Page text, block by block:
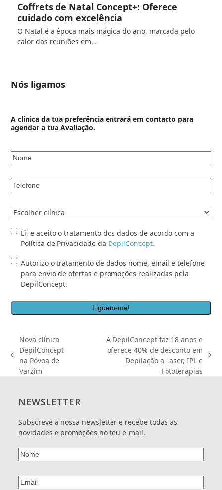
Coffrets de Natal Concept+: Oferece
cuidado com excelência
O Natal é a época mais mágica do ano, marcada pelo
calor das reuniões em…
Nós ligamos
A clínica da tua preferência entrará em contacto para
agendar a tua Avaliação.
Nome*
Telefone*
Clínica
Li,
o
tratamento
dos
de
acordo
Política
de
Privacidade
href="/politica-
privacidade/"
target="_blank">DepilConcept.
Li, e aceito o tratamento dos dados de acordo com a
Política de Privacidade da DepilConcept.
Autorizo
tratamento
dados
nome,
telefone
para
envio
realizadas
pela
Autorizo o tratamento de dados nome, email e telefone
para envio de ofertas e promoções realizadas pela
DepilConcept.
previous
post:
Nova clínica
DepilConcept
na Póvoa de
Varzim
A DepilConcept faz 18 anos e
oferece 40% de desconto em
Depilação a Laser, IPL e
Fototerapias
NEWSLETTER
Subscreve a nossa newsletter e recebe todas as
novidades e promoções no teu e-mail.
Nome(Obrigatório)
Email(Obrigatório)